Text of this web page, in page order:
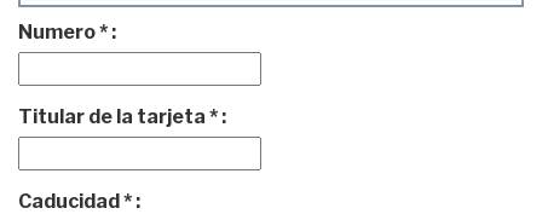
Numero * :
Titular de la tarjeta * :
Caducidad * :